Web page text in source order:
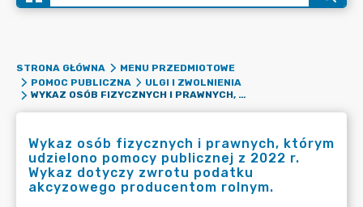
STRONA GŁÓWNA
MENU PRZEDMIOTOWE
POMOC PUBLICZNA
ULGI I ZWOLNIENIA
WYKAZ OSÓB FIZYCZNYCH I PRAWNYCH, KTÓRYM UDZIELONO POMOCY PUBLICZNEJ Z 2022 R. WYKAZ DOTYCZY ZWROTU PODATKU AKCYZOWEGO PRODUCENTOM ROLNYM.
Wykaz osób fizycznych i prawnych, którym
udzielono pomocy publicznej z 2022 r.
Wykaz dotyczy zwrotu podatku
akcyzowego producentom rolnym.